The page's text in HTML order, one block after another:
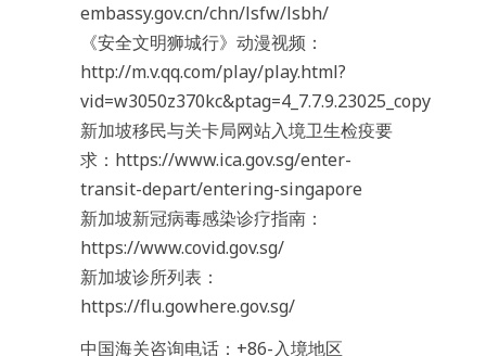
embassy.gov.cn/chn/lsfw/lsbh/
《安全文明狮城行》动漫视频：
http://m.v.qq.com/play/play.html?
vid=w3050z370kc&ptag=4_7.7.9.23025_copy
新加坡移民与关卡局网站入境卫生检疫要
求：https://www.ica.gov.sg/enter-
transit-depart/entering-singapore
新加坡新冠病毒感染诊疗指南：
https://www.covid.gov.sg/
新加坡诊所列表：
https://flu.gowhere.gov.sg/
中国海关咨询电话：+86-入境地区